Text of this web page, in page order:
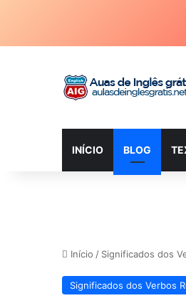
INÍCIO BLOG
Início / Significados dos
Significados dos Verbos